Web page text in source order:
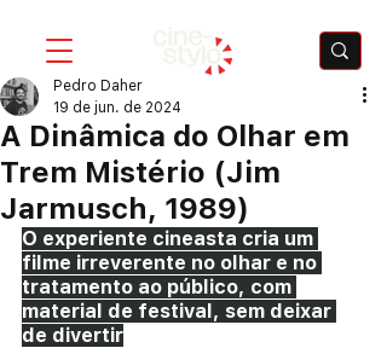
A Dinâmica do Olhar em
Trem Mistério (Jim
Jarmusch, 1989)
Pedro Daher
19 de jun. de 2024
O experiente cineasta cria um
filme irreverente no olhar e no
tratamento ao público, com
material de festival, sem deixar
de divertir